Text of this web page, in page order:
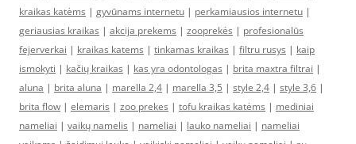
kraikas katėms | gyvūnams internetu | perkamiausios internetu |
geriausias kraikas | akcija prekems | zooprekės | profesionalūs
fejerverkai | kraikas katems | tinkamas kraikas | filtru rusys | kaip
ismokyti | kačių kraikas | kas yra odontologas | brita maxtra filtrai |
aluna | brita aluna | marella 2,4 | marella 3,5 | style 2,4 | style 3,6 |
brita flow | elemaris | zoo prekes | tofu kraikas katėms | mediniai
nameliai | vaikų namelis | nameliai | lauko nameliai | nameliai